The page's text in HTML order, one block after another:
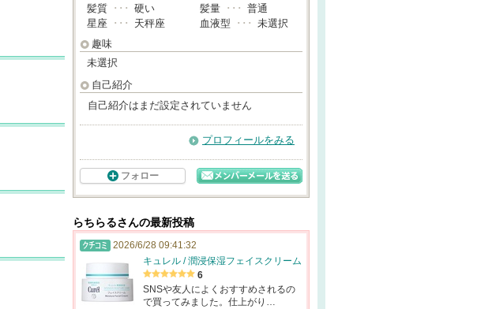
髪質 ･･･ 硬い 髪量 ･･･ 普通
星座 ･･･ 天秤座 血液型 ･･･ 未選択
趣味
未選択
自己紹介
自己紹介はまだ設定されていません
プロフィールをみる
フォロー
らちらるさんの最新投稿
2026/6/28 09:41:32
キュレル / 潤浸保湿フェイスクリーム
6
SNSや友人によくおすすめされるの
で買ってみました。仕上がり…